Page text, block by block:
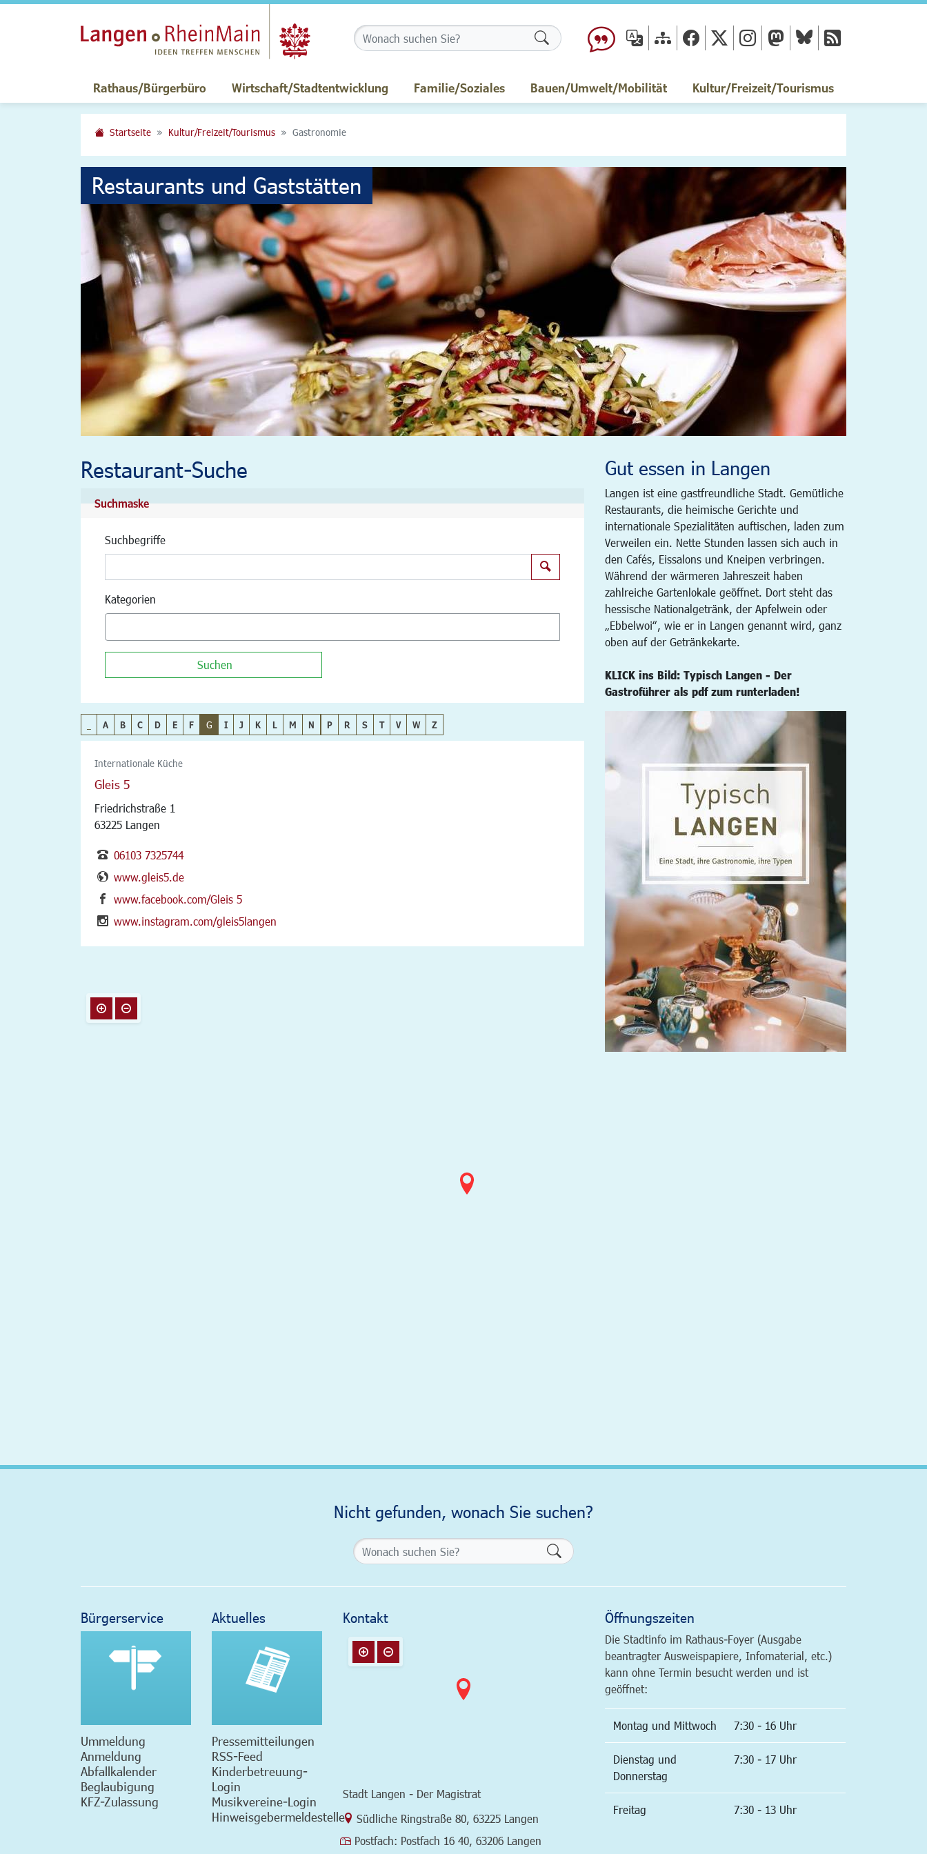
Formularschaltfläche
Rathaus/Bürgerbüro Wirtschaft/Stadtentwicklung Familie/Soziales Bauen/Umwelt/Mobilität Kultur/Freizeit/Tourismus
Startseite Kultur/Freizeit/Tourismus Gastronomie
Restaurants und Gaststätten
Gut essen in Langen
Langen ist eine gastfreundliche Stadt. Gemütliche
Restaurants, die heimische Gerichte und
internationale Spezialitäten auftischen, laden zum
Verweilen ein. Nette Stunden lassen sich auch in
den Cafés, Eissalons und Kneipen verbringen.
Während der wärmeren Jahreszeit haben
zahlreiche Gartenlokale geöffnet. Dort steht das
hessische Nationalgetränk, der Apfelwein oder
„Ebbelwoi“, wie er in Langen genannt wird, ganz
oben auf der Getränkekarte.
KLICK ins Bild: Typisch Langen - Der
Gastroführer als pdf zum runterladen!
Restaurant-Suche
Suchmaske
Suchbegriffe
Kategorien
Suchen
A B C D E F G I J K L M N P R S T V W Z
Internationale Küche
Gleis 5
Friedrichstraße 1
63225 Langen
06103 7325744
www.gleis5.de
www.facebook.com/Gleis 5
www.instagram.com/gleis5langen
Nicht gefunden, wonach Sie suchen?
Formularschaltfläche
Bürgerservice
Ummeldung
Anmeldung
Abfallkalender
Beglaubigung
KFZ-Zulassung
Aktuelles
Pressemitteilungen
RSS-Feed
Kinderbetreuung-
Login
Musikvereine-Login
Hinweisgebermeldestelle
Kontakt
Stadt Langen - Der Magistrat
Link zur Google-Maps Navigation
Südliche Ringstraße 80, 63225 Langen
Postfach: Postfach 16 40, 63206 Langen
Öffnungszeiten
Die Stadtinfo im Rathaus-Foyer (Ausgabe
beantragter Ausweispapiere, Infomaterial, etc.)
kann ohne Termin besucht werden und ist
geöffnet:
Montag und Mittwoch 7:30 - 16 Uhr
Dienstag und
Donnerstag
7:30 - 17 Uhr
Freitag 7:30 - 13 Uhr